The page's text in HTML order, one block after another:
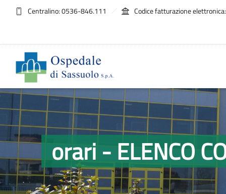
Centralino: 0536-846.111 Codice fatturazione
orari - ELENCO